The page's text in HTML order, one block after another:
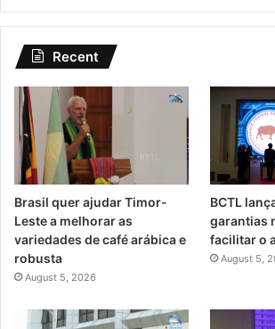
Recent
Brasil quer ajudar Timor-
Leste a melhorar as
variedades de café arábica e
robusta
August 5, 2026
BCTL
garantias
facilitar o
August 5,